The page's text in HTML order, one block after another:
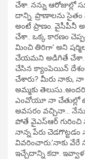
చేశా. నన్ను ఆరోజుల్లో
దాన్ని. ప్రాణాలను సైతం
అంటే ప్రాణం. వైసీపీనీ
చేశా.. ఒక్క కారణం
మించి తిరిగా’ అని
చేయమని అడిగితే చేశా.
చేసిన క్యాంపెయిన్
చేశారు? మీరు నాకు, నా
అమ్మకు
ఎంవోయూ నా చేతుల్లో
అవసరం వచ్చినా…
పోతే వైఎస్ఆర్ గురించి
నాన్న పేరు చెడగొట్టడం
వివరించారు.’నాకు
ఇచ్చేదాన్ని కదా.